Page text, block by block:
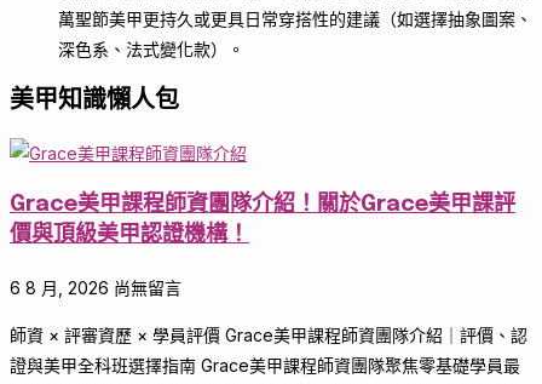
萬聖節美甲更持久或更具日常穿搭性的建議（如選擇抽象圖案、
深色系、法式變化款）。
美甲知識懶人包
Grace美甲課程師資團隊介紹！關於Grace美甲課評
價與頂級美甲認證機構！
6 8 月, 2026 尚無留言
師資 × 評審資歷 × 學員評價 Grace美甲課程師資團隊介紹｜評價、認
證與美甲全科班選擇指南 Grace美甲課程師資團隊聚焦零基礎學員最